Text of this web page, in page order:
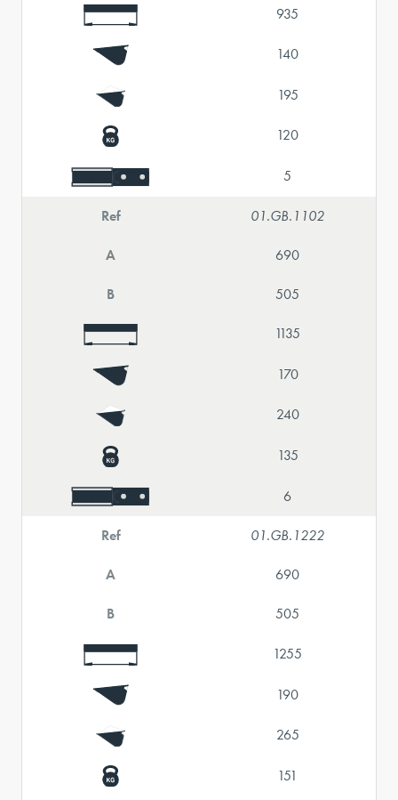
935
140
195
120
5
Ref 01.GB.1102
A 690
B 505
1135
170
240
135
6
Ref 01.GB.1222
A 690
B 505
1255
190
265
151